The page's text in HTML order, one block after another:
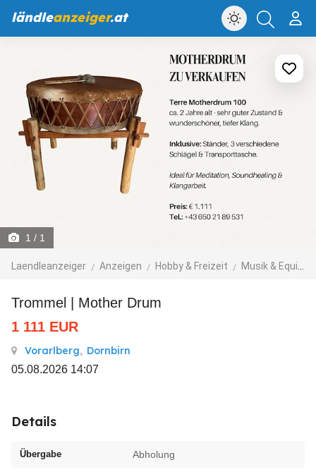
ländleanzeiger.at
1 / 1
Laendleanzeiger Anzeigen Hobby & Freizeit Musik & Equipment
Trommel | Mother Drum
1 111 EUR
Vorarlberg, Dornbirn
05.08.2026 14:07
Details
Übergabe Abholung